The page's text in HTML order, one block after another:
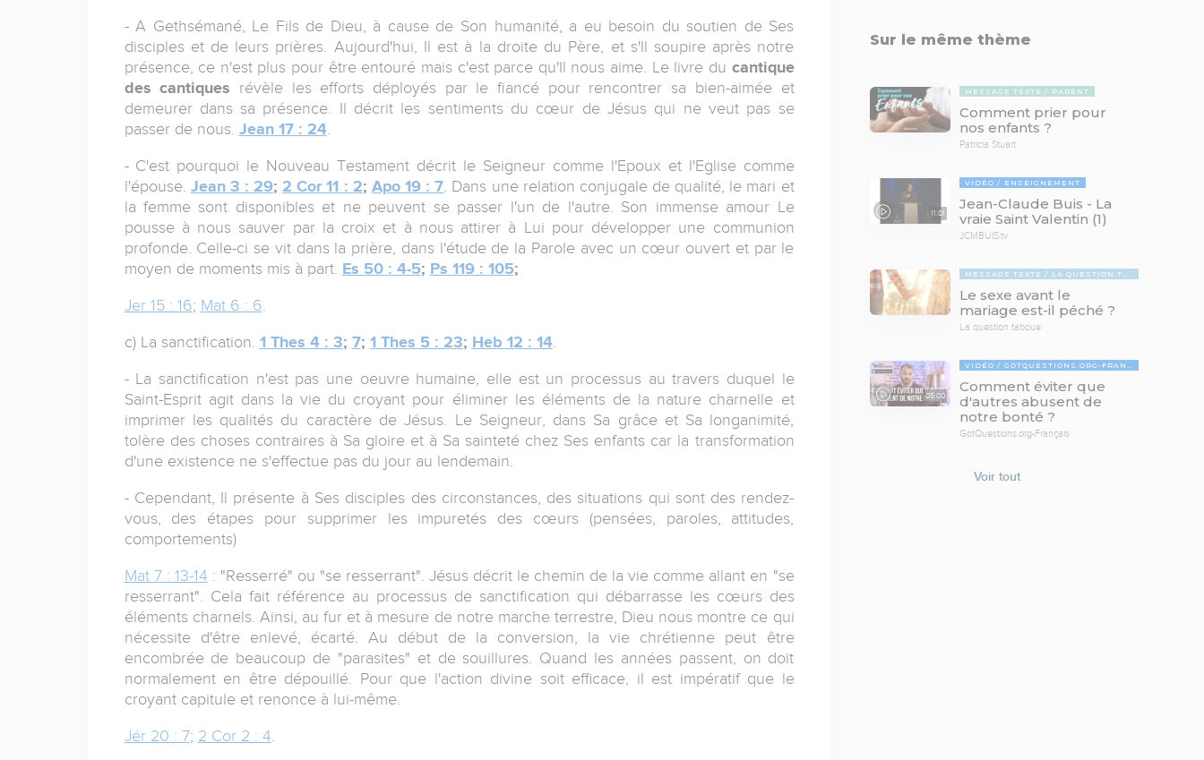
- A Gethsémané, Le Fils de Dieu, à cause de Son humanité, a eu besoin du soutien de Ses
disciples et de leurs prières. Aujourd'hui, Il est à la droite du Père, et s'Il soupire après notre
présence, ce n'est plus pour être entouré mais c'est parce qu'Il nous aime. Le livre du cantique
des cantiques révèle les efforts déployés par le fiancé pour rencontrer sa bien-aimée et
demeurer dans sa présence. Il décrit les sentiments du cœur de Jésus qui ne veut pas se
passer de nous. Jean 17 : 24.
- C'est pourquoi le Nouveau Testament décrit le Seigneur comme l'Epoux et l'Eglise comme
l'épouse. Jean 3 : 29; 2 Cor 11 : 2; Apo 19 : 7. Dans une relation conjugale de qualité, le mari et
la femme sont disponibles et ne peuvent se passer l'un de l'autre. Son immense amour Le
pousse à nous sauver par la croix et à nous attirer à Lui pour développer une communion
profonde. Celle-ci se vit dans la prière, dans l'étude de la Parole avec un cœur ouvert et par le
moyen de moments mis à part. Es 50 : 4-5; Ps 119 : 105;
Jer 15 : 16; Mat 6 : 6.
c) La sanctification. 1 Thes 4 : 3; 7; 1 Thes 5 : 23; Heb 12 : 14.
- La sanctification n'est pas une oeuvre humaine, elle est un processus au travers duquel le
Saint-Esprit agit dans la vie du croyant pour éliminer les éléments de la nature charnelle et
imprimer les qualités du caractère de Jésus. Le Seigneur, dans Sa grâce et Sa longanimité,
tolère des choses contraires à Sa gloire et à Sa sainteté chez Ses enfants car la transformation
d'une existence ne s'effectue pas du jour au lendemain.
- Cependant, Il présente à Ses disciples des circonstances, des situations qui sont des rendez-
vous, des étapes pour supprimer les impuretés des cœurs (pensées, paroles, attitudes,
comportements)
Mat 7 : 13-14 : "Resserré" ou "se resserrant". Jésus décrit le chemin de la vie comme allant en "se
resserrant". Cela fait référence au processus de sanctification qui débarrasse les cœurs des
éléments charnels. Ainsi, au fur et à mesure de notre marche terrestre, Dieu nous montre ce qui
nécessite d'être enlevé, écarté. Au début de la conversion, la vie chrétienne peut être
encombrée de beaucoup de "parasites" et de souillures. Quand les années passent, on doit
normalement en être dépouillé. Pour que l'action divine soit efficace, il est impératif que le
croyant capitule et renonce à lui-même.
Jér 20 : 7; 2 Cor 2 : 4.
Sur le même thème
MESSAGE TEXTE PARENT
Comment prier pour
nos enfants ?
Patricia Stuart
11:01
VIDÉO ENSEIGNEMENT
Jean-Claude Buis - La
vraie Saint Valentin (1)
JCMBUIS.tv
MESSAGE TEXTE LA QUESTION TABOUE
Le sexe avant le
mariage est-il péché ?
La question taboue
05:00
VIDÉO GOTQUESTIONS.ORG-FRANÇAIS
Comment éviter que
d'autres abusent de
notre bonté ?
GotQuestions.org-Français
Voir tout